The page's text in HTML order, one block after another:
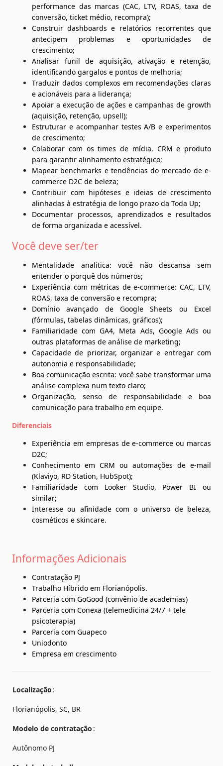
performance das marcas (CAC, LTV, ROAS, taxa de
conversão, ticket médio, recompra);
Construir dashboards e relatórios recorrentes que
antecipem problemas e oportunidades de
crescimento;
Analisar funil de aquisição, ativação e retenção,
identificando gargalos e pontos de melhoria;
Traduzir dados complexos em recomendações claras
e acionáveis para a liderança;
Apoiar a execução de ações e campanhas de growth
(aquisição, retenção, upsell);
Estruturar e acompanhar testes A/B e experimentos
de crescimento;
Colaborar com os times de mídia, CRM e produto
para garantir alinhamento estratégico;
Mapear benchmarks e tendências do mercado de e-
commerce D2C de beleza;
Contribuir com hipóteses e ideias de crescimento
alinhadas à estratégia de longo prazo da Toda Up;
Documentar processos, aprendizados e resultados
de forma organizada e acessível.
Você deve ser/ter
Mentalidade analítica: você não descansa sem
entender o porquê dos números;
Experiência com métricas de e-commerce: CAC, LTV,
ROAS, taxa de conversão e recompra;
Domínio avançado de Google Sheets ou Excel
(fórmulas, tabelas dinâmicas, gráficos);
Familiaridade com GA4, Meta Ads, Google Ads ou
outras plataformas de análise de marketing;
Capacidade de priorizar, organizar e entregar com
autonomia e responsabilidade;
Boa comunicação escrita: você sabe transformar uma
análise complexa num texto claro;
Organização, senso de responsabilidade e boa
comunicação para trabalho em equipe.
Diferenciais
Experiência em empresas de e-commerce ou marcas
D2C;
Conhecimento em CRM ou automações de e-mail
(Klaviyo, RD Station, HubSpot);
Familiaridade com Looker Studio, Power BI ou
similar;
Interesse ou afinidade com o universo de beleza,
cosméticos e skincare.
Informações Adicionais
Contratação PJ
Trabalho Híbrido em Florianópolis.
Parceria com GoGood (convênio de academias)
Parceria com Conexa (telemedicina 24/7 + tele
psicoterapia)
Parceria com Guapeco
Uniodonto
Empresa em crescimento
Localização
Florianópolis, SC, BR
Modelo de contratação
Autônomo PJ